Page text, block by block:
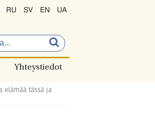
RU SV EN UA
Yhteystiedot
elämää tässä ja